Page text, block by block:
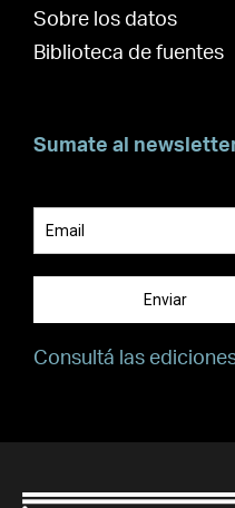
Sobre los datos
Biblioteca de fuentes
Sumate al
Suscribite para
Enviar
Consultá las